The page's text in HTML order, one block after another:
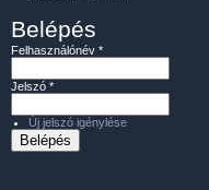
Belépés
Felhasználónév *
Jelszó *
Új jelszó igénylése